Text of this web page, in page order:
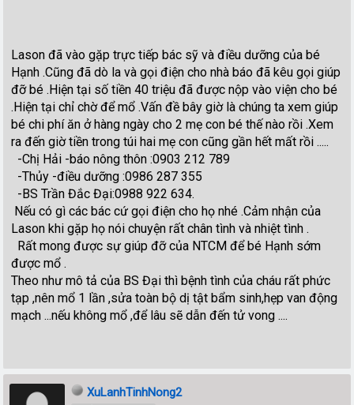
Lason đã vào gặp trực tiếp bác sỹ và điều dưỡng của bé
Hạnh .Cũng đã dò la và gọi điện cho nhà báo đã kêu gọi giúp
đỡ bé .Hiện tại số tiền 40 triệu đã được nộp vào viện cho bé
.Hiện tại chỉ chờ để mổ .Vấn đề bây giờ là chúng ta xem giúp
bé chi phí ăn ở hàng ngày cho 2 mẹ con bé thế nào rồi .Xem
ra đến giờ tiền trong túi hai mẹ con cũng gần hết mất rồi .....
-Chị Hải -báo nông thôn :0903 212 789
-Thủy -điều dưỡng :0986 287 355
-BS Trần Đắc Đại:0988 922 634.
Nếu có gì các bác cứ gọi điện cho họ nhé .Cảm nhận của
Lason khi gặp họ nói chuyện rất chân tình và nhiệt tình .
Rất mong được sự giúp đỡ của NTCM để bé Hạnh sớm
được mổ .
Theo như mô tả của BS Đại thì bệnh tình của cháu rất phức
tạp ,nên mổ 1 lần ,sửa toàn bộ dị tật bẩm sinh,hẹp van động
mạch ...nếu không mổ ,để lâu sẽ dẫn đến tử vong ....
XuLanhTinhNong2